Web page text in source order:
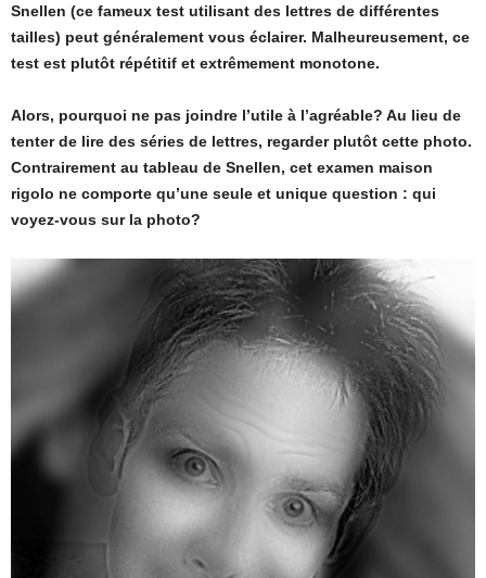
Snellen (ce fameux test utilisant des lettres de différentes
tailles) peut généralement vous éclairer. Malheureusement, ce
test est plutôt répétitif et extrêmement monotone.
Alors, pourquoi ne pas joindre l’utile à l’agréable? Au lieu de
tenter de lire des séries de lettres, regarder plutôt cette photo.
Contrairement au tableau de Snellen, cet examen maison
rigolo ne comporte qu’une seule et unique question : qui
voyez-vous sur la photo?